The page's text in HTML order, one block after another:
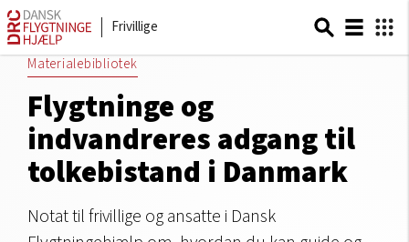
Frivillige
Materialebibliotek
Flygtninge og
indvandreres adgang til
tolkebistand i Danmark
Notat til frivillige og ansatte i Dansk